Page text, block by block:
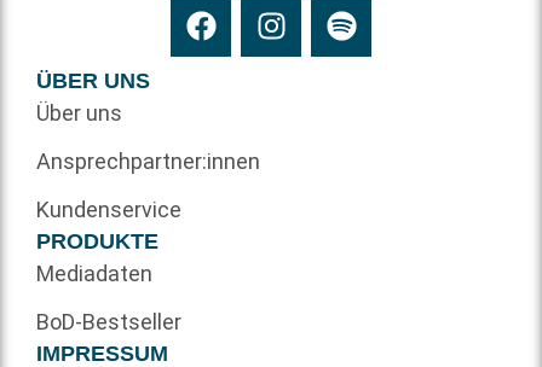
ÜBER UNS
Über uns
Ansprechpartner:innen
Kundenservice
PRODUKTE
Mediadaten
BoD-Bestseller
IMPRESSUM